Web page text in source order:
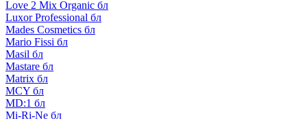
Love 2 Mix Organic бл
Luxor Professional бл
Mades Cosmetics бл
Mario Fissi бл
Masil бл
Mastare бл
Matrix бл
MCY бл
MD:1 бл
Mi-Ri-Ne бл